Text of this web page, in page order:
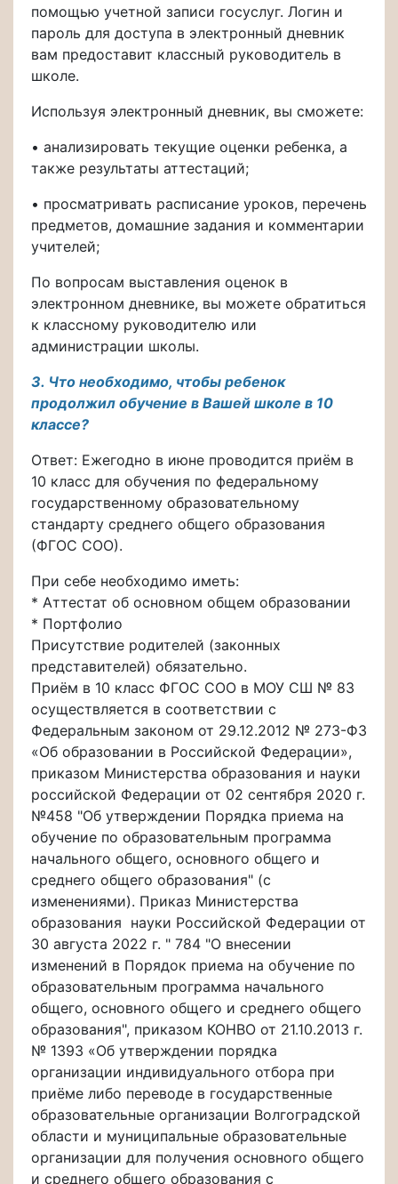
помощью учетной записи госуслуг. Логин и
пароль для доступа в электронный дневник
вам предоставит классный руководитель в
школе.
Используя электронный дневник, вы сможете:
• анализировать текущие оценки ребенка, а
также результаты аттестаций;
• просматривать расписание уроков, перечень
предметов, домашние задания и комментарии
учителей;
По вопросам выставления оценок в
электронном дневнике, вы можете обратиться
к классному руководителю или
администрации школы.
3. Что необходимо, чтобы ребенок
продолжил обучение в Вашей школе в 10
классе?
Ответ: Ежегодно в июне проводится приём в
10 класс для обучения по федеральному
государственному образовательному
стандарту среднего общего образования
(ФГОС СОО).
При себе необходимо иметь:
* Аттестат об основном общем образовании
* Портфолио
Присутствие родителей (законных
представителей) обязательно.
Приём в 10 класс ФГОС СОО в МОУ СШ № 83
осуществляется в соответствии с
Федеральным законом от 29.12.2012 № 273-ФЗ
«Об образовании в Российской Федерации»,
приказом Министерства образования и науки
российской Федерации от 02 сентября 2020 г.
№458 "Об утверждении Порядка приема на
обучение по образовательным программа
начального общего, основного общего и
среднего общего образования" (с
изменениями). Приказ Министерства
образования науки Российской Федерации от
30 августа 2022 г. " 784 "О внесении
изменений в Порядок приема на обучение по
образовательным программа начального
общего, основного общего и среднего общего
образования", приказом КОНВО от 21.10.2013 г.
№ 1393 «Об утверждении порядка
организации индивидуального отбора при
приёме либо переводе в государственные
образовательные организации Волгоградской
области и муниципальные образовательные
организации для получения основного общего
и среднего общего образования с